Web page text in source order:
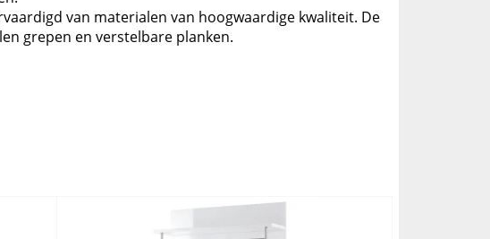
van materialen van hoogwaardige kwaliteit. De
grepen en verstelbare planken.